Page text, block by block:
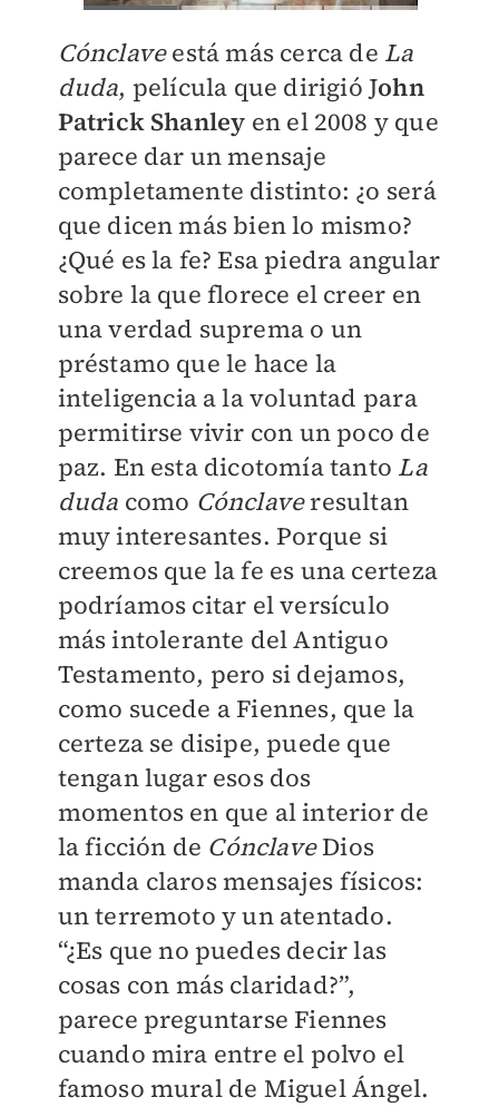
Cónclaveestá más cerca de La
duda, película que dirigió John
Patrick Shanley en el 2008 y que
parece dar un mensaje
completamente distinto: ¿o será
que dicen más bien lo mismo?
¿Qué es la fe? Esa piedra angular
sobre la que florece el creer en
una verdad suprema o un
préstamo que le hace la
inteligencia a la voluntad para
permitirse vivir con un poco de
paz. En esta dicotomía tanto La
duda como Cónclaveresultan
muy interesantes. Porque si
creemos que la fe es una certeza
podríamos citar el versículo
más intolerante del Antiguo
Testamento, pero si dejamos,
como sucede a Fiennes, que la
certeza se disipe, puede que
tengan lugar esos dos
momentos en que al interior de
la ficción de CónclaveDios
manda claros mensajes físicos:
un terremoto y un atentado.
“¿Es que no puedes decir las
cosas con más claridad?”,
parece preguntarse Fiennes
cuando mira entre el polvo el
famoso mural de Miguel Ángel.